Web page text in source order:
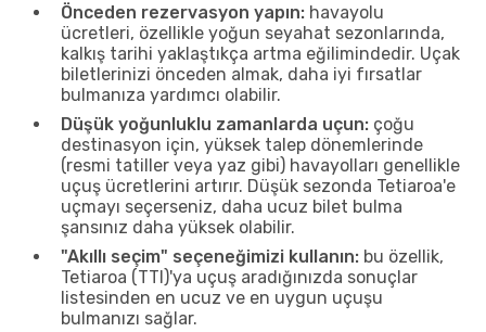
Önceden rezervasyon yapın: havayolu
ücretleri, özellikle yoğun seyahat sezonlarında,
kalkış tarihi yaklaştıkça artma eğilimindedir. Uçak
biletlerinizi önceden almak, daha iyi fırsatlar
bulmanıza yardımcı olabilir.
Düşük yoğunluklu zamanlarda uçun: çoğu
destinasyon için, yüksek talep dönemlerinde
(resmi tatiller veya yaz gibi) havayolları genellikle
uçuş ücretlerini artırır. Düşük sezonda Tetiaroa'e
uçmayı seçerseniz, daha ucuz bilet bulma
şansınız daha yüksek olabilir.
"Akıllı seçim" seçeneğimizi kullanın: bu özellik,
Tetiaroa (TTI)'ya uçuş aradığınızda sonuçlar
listesinden en ucuz ve en uygun uçuşu
bulmanızı sağlar.